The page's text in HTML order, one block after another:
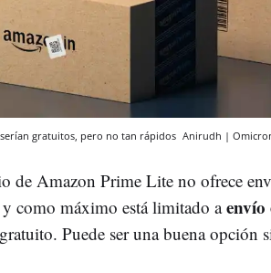
gratuitos, pero no tan rápidos Anirudh |
de Amazon Prime Lite no ofrece
como máximo está limitado aenvío
Puede ser una buena opción